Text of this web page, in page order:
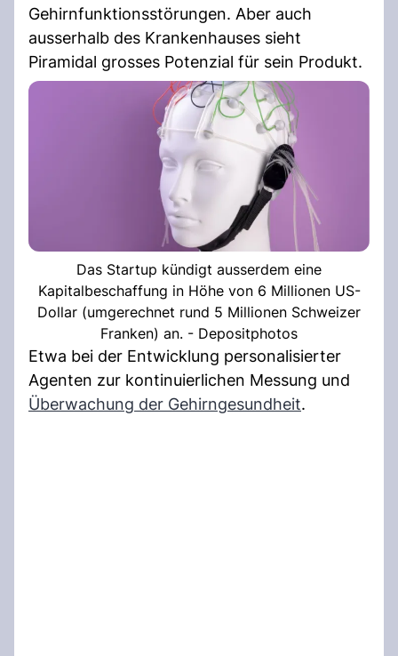
Gehirnfunktionsstörungen. Aber auch
ausserhalb des Krankenhauses sieht
Piramidal grosses Potenzial für sein Produkt.
Das Startup kündigt ausserdem eine
Kapitalbeschaffung in Höhe von 6 Millionen US-
Dollar (umgerechnet rund 5 Millionen Schweizer
Franken) an. - Depositphotos
Etwa bei der Entwicklung personalisierter
Agenten zur kontinuierlichen Messung und
Überwachung der Gehirngesundheit.